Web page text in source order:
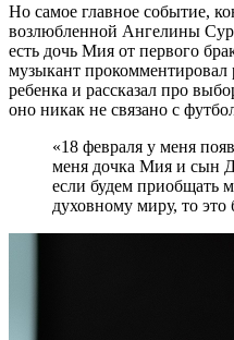
Но самое главное событие,
возлюбленной Ангелины
есть дочь Мия от первого
музыкант прокомментировал
ребенка и рассказал про
оно никак не связано с
«18 февраля у меня
меня дочка Мия и сын
если будем приобщать
духовному миру, то